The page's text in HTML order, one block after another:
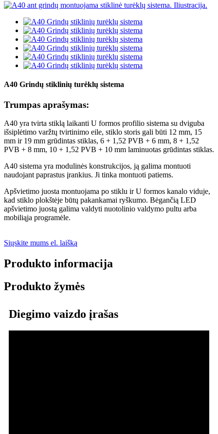
A40 Grindų stiklinių turėklų sistema
Trumpas aprašymas:
A40 yra tvirta stiklą laikanti U formos profilio sistema su dviguba
išsiplėtimo varžtų tvirtinimo eile, stiklo storis gali būti 12 mm, 15
mm ir 19 mm grūdintas stiklas, 6 + 1,52 PVB + 6 mm, 8 + 1,52
PVB + 8 mm, 10 + 1,52 PVB + 10 mm laminuotas grūdintas stiklas.
A40 sistema yra modulinės konstrukcijos, ją galima montuoti
naudojant paprastus įrankius. Ji tinka montuoti patiems.
Apšvietimo juosta montuojama po stiklu ir U formos kanalo viduje,
kad stiklo plokštėje būtų pakankamai ryškumo. Bėgančią LED
apšvietimo juostą galima valdyti nuotolinio valdymo pultu arba
mobiliąja programėle.
Siųskite mums el. laišką
Produkto informacija
Produkto žymės
Diegimo vaizdo įrašas